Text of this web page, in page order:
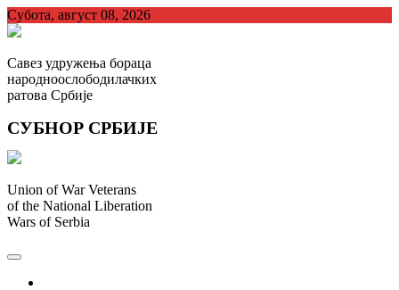
Skip
to
Субота, август 08, 2026
Савез удружења бораца
народноослободилачких
ратова Србије
СУБНОР СРБИЈЕ
Union of War Veterans
of the National Liberation
Wars of Serbia